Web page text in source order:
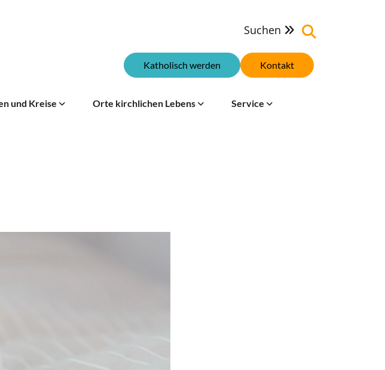
Suchen 
Kontakt
Katholisch werden
und Kreise Orte kirchlichen Lebens Service